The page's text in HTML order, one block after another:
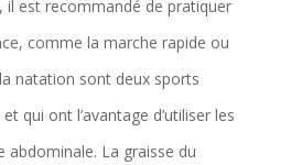
il est recommandé de pratiquer
comme la marche rapide ou
natation sont deux sports
qui ont l’avantage d’utiliser les
abdominale. La graisse du